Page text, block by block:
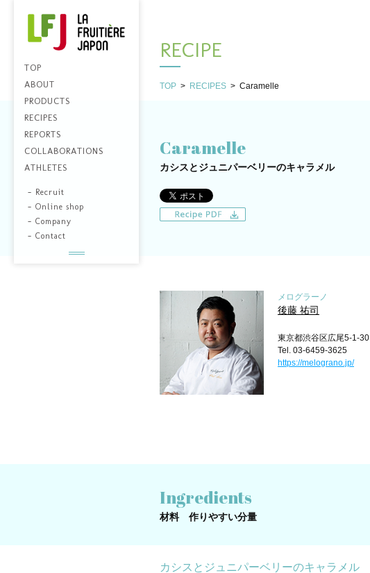
TOP
ABOUT
PRODUCTS
RECIPES
REPORTS
COLLABORATIONS
ATHLETES
- Recruit
- Online shop
- Company
- Contact
RECIPE
TOP > RECIPES > Caramelle
Caramelle
カシスとジュニパーベリーのキャラメル
メログラーノ
後藤 祐司
東京都渋谷区広尾5-1-30
Tel. 03-6459-3625
https://melograno.jp/
Ingredients
材料 作りやすい分量
カシスとジュニパーベリーのキャラメル